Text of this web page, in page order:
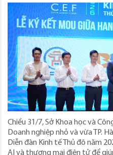
Chiều 31/7, Sở Khoa học và
Doanh nghiệp nhỏ và vừa TP.
Diễn đàn Kinh tế Thủ đô năm
AI và thương mại điện tử để